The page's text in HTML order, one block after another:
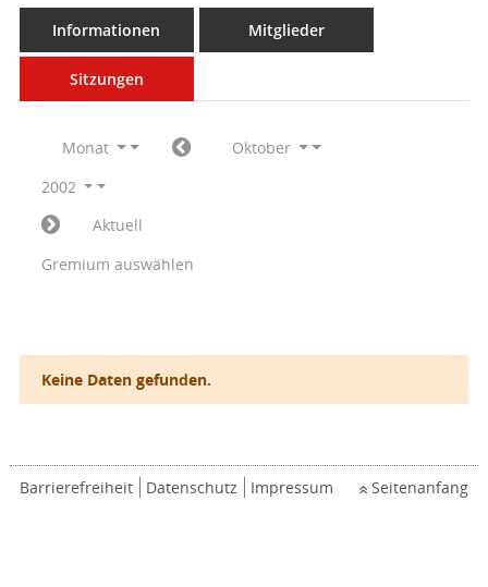
Informationen Mitglieder
Sitzungen
Monat
Oktober
2002
Aktuell
Gremium auswählen
Keine Daten gefunden.
Barrierefreiheit Datenschutz Impressum Seitenanfang